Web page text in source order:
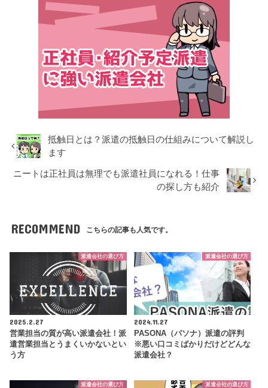
抵触日とは？派遣の抵触日の仕組みについて解説し
ます
ニートは正社員は無理でも派遣社員になれる！仕事
の探し方も紹介
RECOMMEND こちらの記事も人気です。
派遣会社の選び方
2025.2.27
営業担当の質が高い派遣会社！派
遣営業担当とうまくいかないとい
う方
派遣会社の選び方
2024.11.27
PASONA（パソナ）派遣の評判
※悪い口コミばかりだけどどんな
派遣会社？
派遣会社の選び方 派遣会社の選び方